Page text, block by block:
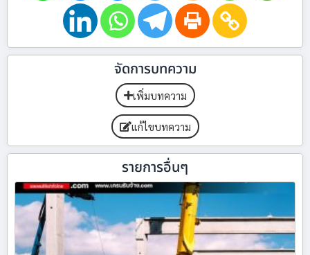
จัดการบทความ
เพิ่มบทความ
แก้ไขบทความ
รายการอื่นๆ